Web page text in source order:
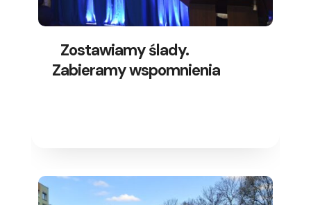
Zostawiamy ślady.
Zabieramy wspomnienia